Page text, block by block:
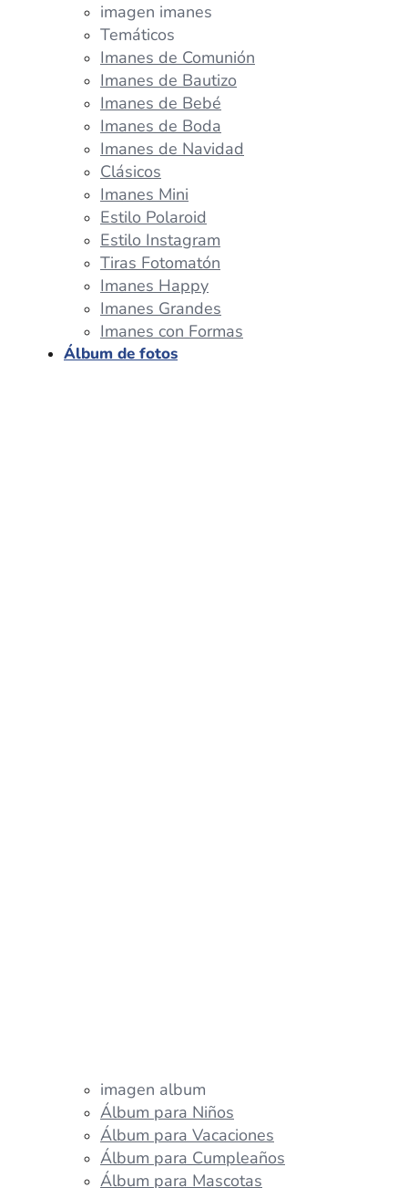
imagen imanes
Temáticos
Imanes de Comunión
Imanes de Bautizo
Imanes de Bebé
Imanes de Boda
Imanes de Navidad
Clásicos
Imanes Mini
Estilo Polaroid
Estilo Instagram
Tiras Fotomatón
Imanes Happy
Imanes Grandes
Imanes con Formas
Álbum de fotos
imagen album
Álbum para Niños
Álbum para Vacaciones
Álbum para Cumpleaños
Álbum para Mascotas